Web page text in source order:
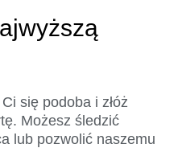
się podoba i złóż
Możesz śledzić
lub pozwolić naszemu